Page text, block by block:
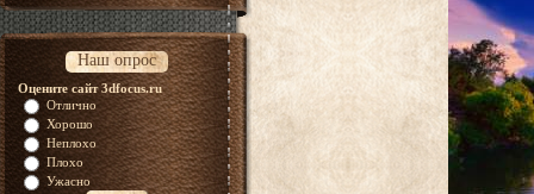
Наш опрос
Оцените сайт 3dfocus.ru
Отлично
Хорошо
Неплохо
Плохо
Ужасно